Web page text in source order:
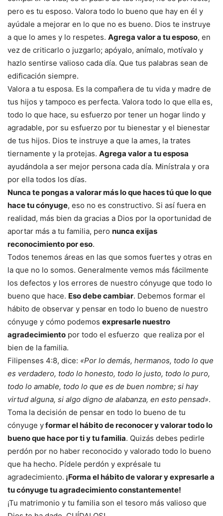
pero es tu esposo. Valora todo lo bueno que hay en él y
ayúdale a mejorar en lo que no es bueno. Dios te instruye
a que lo ames y lo respetes. Agrega valor a tu esposo, en
vez de criticarlo o juzgarlo; apóyalo, anímalo, motívalo y
hazlo sentirse valioso cada día. Que tus palabras sean de
edificación siempre.
Valora a tu esposa. Es la compañera de tu vida y madre de
tus hijos y tampoco es perfecta. Valora todo lo que ella es,
todo lo que hace, su esfuerzo por tener un hogar lindo y
agradable, por su esfuerzo por tu bienestar y el bienestar
de tus hijos. Dios te instruye a que la ames, la trates
tiernamente y la protejas. Agrega valor a tu esposa
ayudándola a ser mejor persona cada día. Minístrala y ora
por ella todos los días.
Nunca te pongas a valorar más lo que haces tú que lo que
hace tu cónyuge, eso no es constructivo. Si así fuera en
realidad, más bien da gracias a Dios por la oportunidad de
aportar más a tu familia, pero nunca exijas
reconocimiento por eso.
Todos tenemos áreas en las que somos fuertes y otras en
la que no lo somos. Generalmente vemos más fácilmente
los defectos y los errores de nuestro cónyuge que todo lo
bueno que hace. Eso debe cambiar. Debemos formar el
hábito de observar y pensar en todo lo bueno de nuestro
cónyuge y cómo podemos expresarle nuestro
agradecimiento por todo el esfuerzo que realiza por el
bien de la familia.
Filipenses 4:8, dice: «Por lo demás, hermanos, todo lo que
es verdadero, todo lo honesto, todo lo justo, todo lo puro,
todo lo amable, todo lo que es de buen nombre; si hay
virtud alguna, si algo digno de alabanza, en esto pensad».
Toma la decisión de pensar en todo lo bueno de tu
cónyuge yformar el hábito de reconocer y valorar todo lo
bueno que hace por ti y tu familia. Quizás debes pedirle
perdón por no haber reconocido y valorado todo lo bueno
que ha hecho. Pídele perdón y exprésale tu
agradecimiento. ¡Forma el hábito de valorar y expresarle a
tu cónyuge tu agradecimiento constantemente!
¡Tu matrimonio y tu familia son el tesoro más valioso que